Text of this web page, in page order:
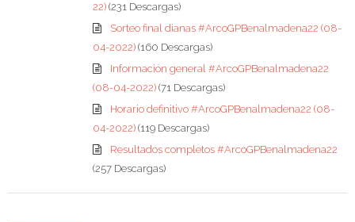
22) (231 Descargas)
Sorteo final dianas #ArcoGPBenalmadena22 (08-
04-2022) (160 Descargas)
Información general #ArcoGPBenalmadena22
(08-04-2022) (71 Descargas)
Horario definitivo #ArcoGPBenalmadena22 (08-
04-2022) (119 Descargas)
Resultados completos #ArcoGPBenalmadena22
(257 Descargas)